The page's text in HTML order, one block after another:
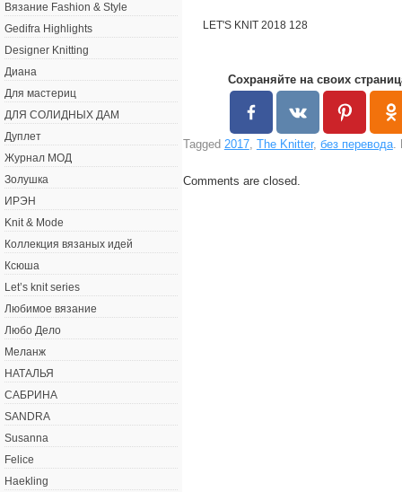
LET'S KNIT 2018 128
Сохраняйте на своих
Tagged 2017, The Knitter, без перевода.
Comments are closed.
Вязание Fashion & Style
Gedifra Highlights
Designer Knitting
Диана
Для мастериц
ДЛЯ СОЛИДНЫХ ДАМ
Дуплет
Журнал МОД
Золушка
ИРЭН
Knit & Mode
Коллекция вязаных идей
Ксюша
Let’s knit series
Любимое вязание
Любо Дело
Меланж
НАТАЛЬЯ
САБРИНА
SANDRA
Susanna
Felice
Haekling